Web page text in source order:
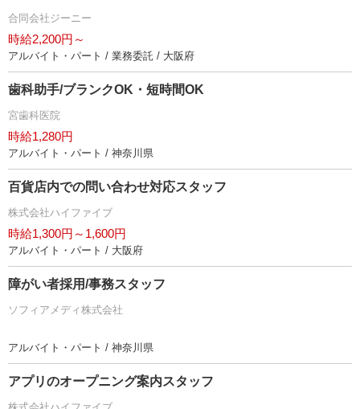
合同会社ジーニー
時給2,200円～
アルバイト・パート / 業務委託 / 大阪府
歯科助手/ブランクOK・短時間OK
宮歯科医院
時給1,280円
アルバイト・パート / 神奈川県
百貨店内での問い合わせ対応スタッフ
株式会社ハイファイブ
時給1,300円～1,600円
アルバイト・パート / 大阪府
障がい者採用/事務スタッフ
ソフィアメディ株式会社
アルバイト・パート / 神奈川県
アプリのオープニング案内スタッフ